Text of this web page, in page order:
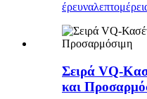
έρευνα
Σειρά VQ-
και